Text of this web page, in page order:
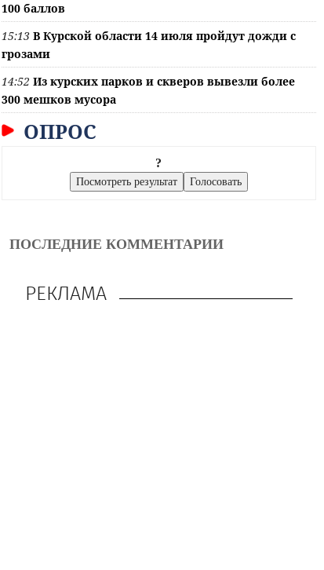
100 баллов
15:13 В Курской области 14 июля пройдут дожди с
грозами
14:52 Из курских парков и скверов вывезли более
300 мешков мусора
ОПРОС
?
ПОСЛЕДНИЕ КОММЕНТАРИИ
РЕКЛАМА